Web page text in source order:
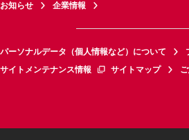
お知らせ 企業情報
パーソナルデータ（個人情報など）について
サイトメンテナンス情報
サイトマップ